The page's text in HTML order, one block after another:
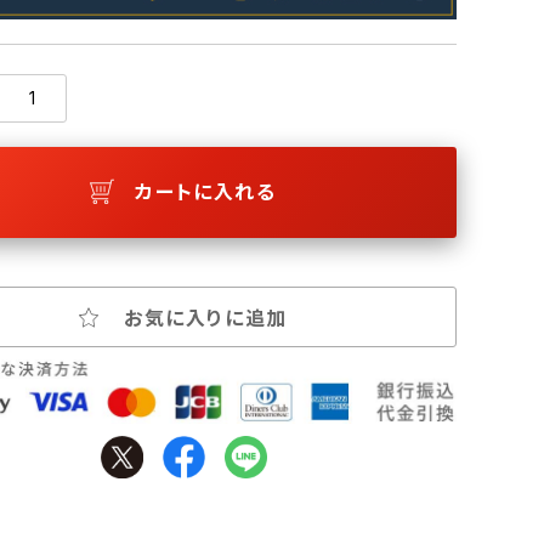
カートに入れる
お気に入りに追加